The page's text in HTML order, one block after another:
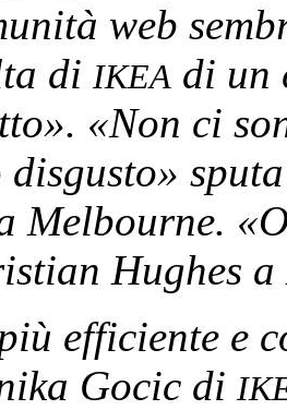
web
di IKEA di un
«Non ci
disgusto»
Melbourne. «
Hughes
efficiente e
Gocic di